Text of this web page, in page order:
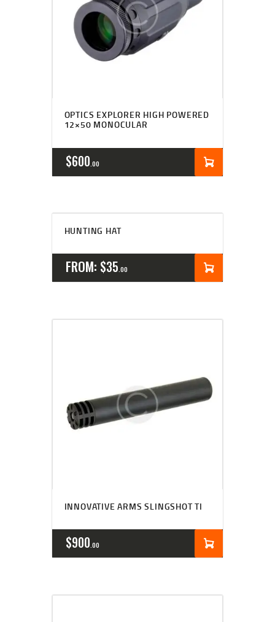
OPTICS EXPLORER HIGH POWERED
12×50 MONOCULAR
$600 00
HUNTING HAT
FROM: $35 00
INNOVATIVE ARMS SLINGSHOT TI
$900 00